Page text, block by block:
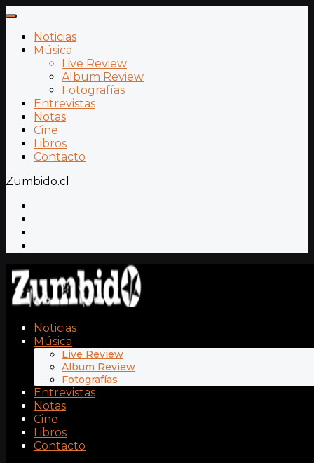
Noticias
Música
Live Review
Album Review
Fotografías
Entrevistas
Notas
Cine
Libros
Contacto
Zumbido.cl
Noticias
Música
Live Review
Album Review
Fotografías
Entrevistas
Notas
Cine
Libros
Contacto